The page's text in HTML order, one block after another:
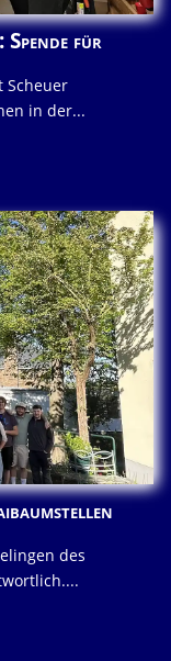
Spende für
Scheuer
in der...
des